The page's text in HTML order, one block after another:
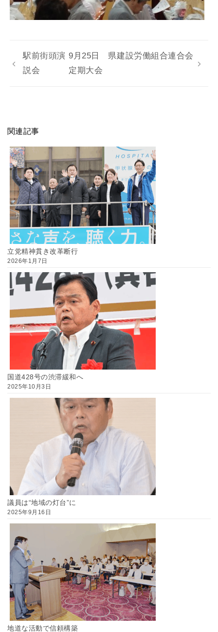
駅前街頭演
説会
9月25日 県建設労働組合連合会
定期大会
関連記事
立党精神貫き改革断行
2026年1月7日
国道428号の渋滞緩和へ
2025年10月3日
議員は“地域の灯台”に
2025年9月16日
地道な活動で信頼構築